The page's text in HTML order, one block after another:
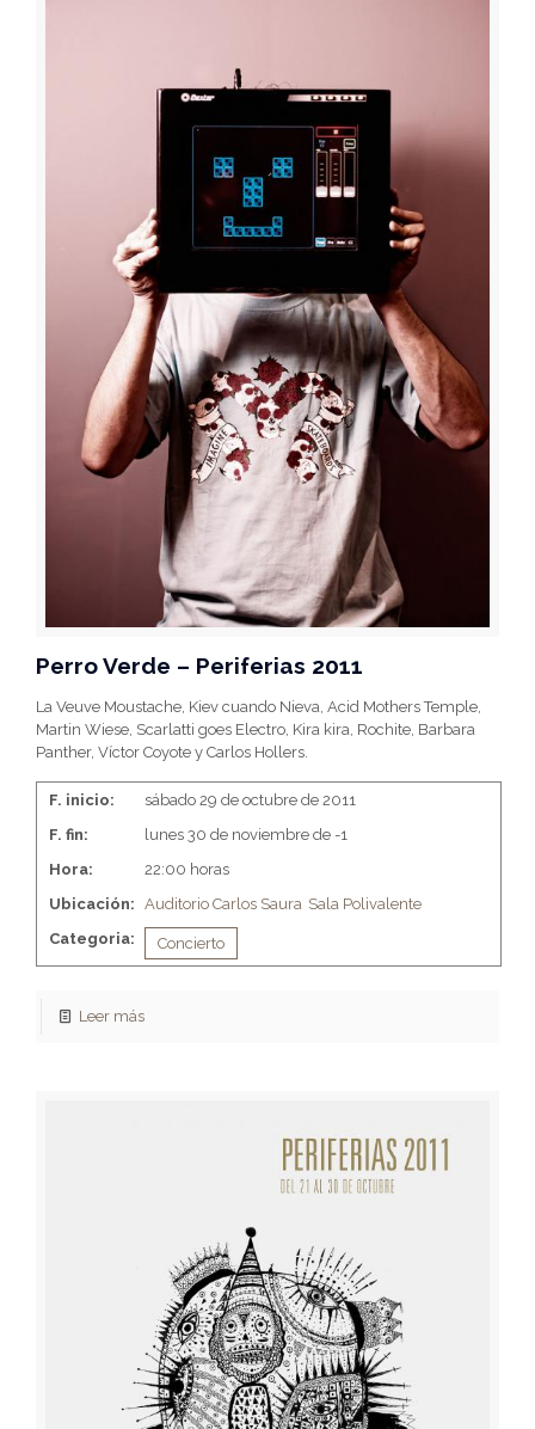
Perro Verde – Periferias 2011
La Veuve Moustache, Kiev cuando Nieva, Acid Mothers Temple,
Martin Wiese, Scarlatti goes Electro, Kira kira, Rochite, Barbara
Panther, Víctor Coyote y Carlos Hollers.
F. inicio:
sábado 29 de octubre de 2011
F. fin:
lunes 30 de noviembre de -1
Hora:
22:00 horas
Ubicación: Auditorio Carlos Saura Sala Polivalente
Categoria:
Concierto
Leer más